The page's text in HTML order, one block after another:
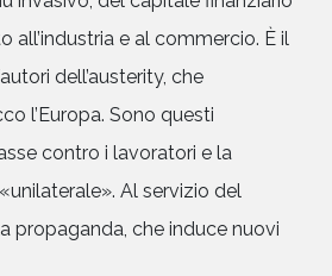
e al commercio. È il
dell’austerity, che
l’Europa. Sono questi
contro i lavoratori e la
Al servizio del
propaganda, che induce nuovi